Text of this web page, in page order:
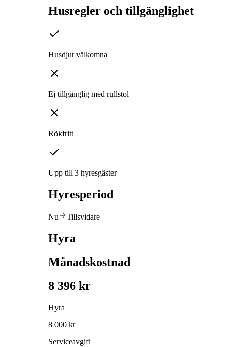
Husregler och tillgänglighet
Husdjur välkomna
Ej tillgänglig med rullstol
Rökfritt
Upp till 3 hyresgäster
Hyresperiod
Nu Tillsvidare
Hyra
Månadskostnad
8 396 kr
Hyra
8 000 kr
Serviceavgift